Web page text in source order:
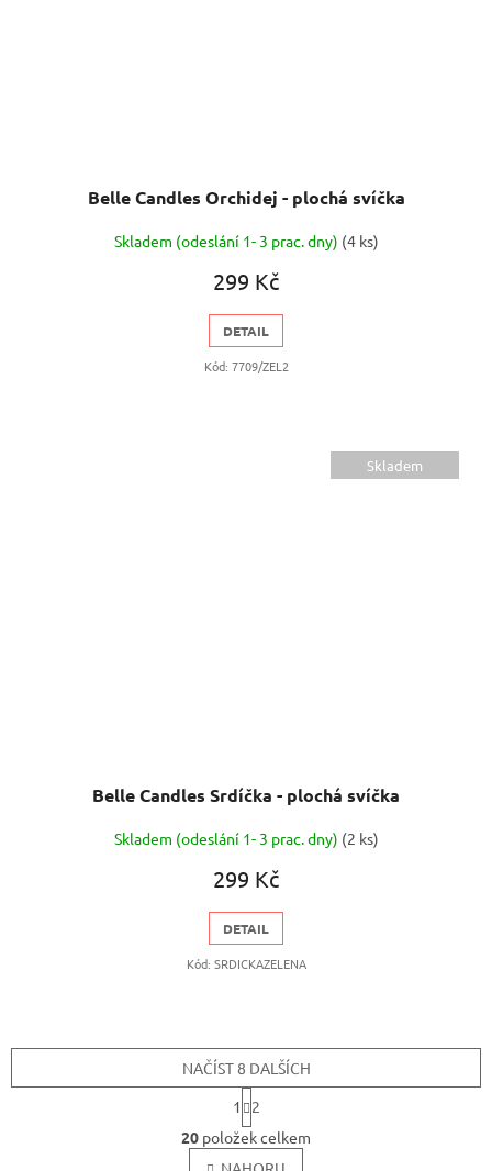
Belle Candles Orchidej - plochá svíčka
Skladem (odeslání 1- 3 prac. dny) (4 ks)
299 Kč
DETAIL
Kód: 7709/ZEL2
Skladem
Belle Candles Srdíčka - plochá svíčka
Skladem (odeslání 1- 3 prac. dny) (2 ks)
299 Kč
DETAIL
Kód: SRDICKAZELENA
O
v
NAČÍST 8 DALŠÍCH
S
t
r
á
1
2
20 položek celkem